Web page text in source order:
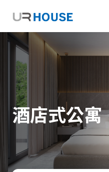
酒店式公寓